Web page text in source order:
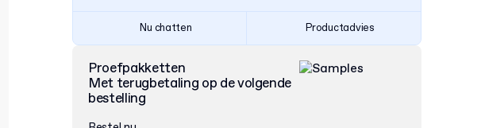
Nu chatten Productadvies
Proefpakketten
Met terugbetaling op de volgende
bestelling